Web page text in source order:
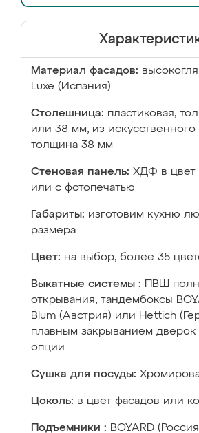
Материал фасадов:
Luxe (Испания)
Столешница: пластиковая,
или 38 мм; из искусственного
толщина 38 мм
Стеновая панель: ХДФ в цвет
или с фотопечатью
Габариты: изготовим кухню
размера
Цвет: на выбор, более 35
Выкатные системы :
ПВШ
открывания, тандембоксы
Blum (Австрия) или Hettich
плавным закрыванием дверок
опции
Сушка для посуды:
Цоколь: в цвет фасадов или
Подъемники : BOYARD